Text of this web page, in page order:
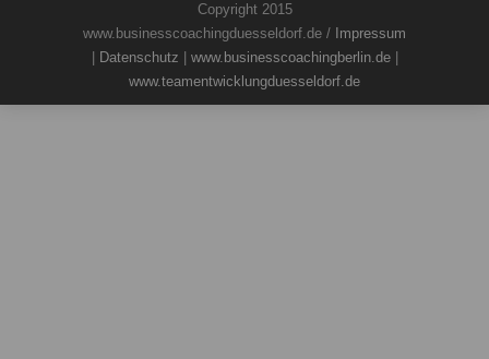
Copyright 2015
www.businesscoachingduesseldorf.de / Impressum
Datenschutz www.businesscoachingberlin.de|
www.teamentwicklungduesseldorf.de